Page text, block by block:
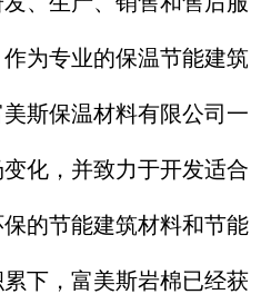
为专业的保温节能建筑
斯保温材料有限公司一
化，并致力于开发适合
的节能建筑材料和节能
下，富美斯岩棉已经获